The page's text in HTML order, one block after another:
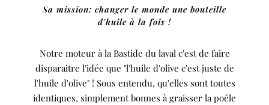
Sa mission: changer le monde une bouteille
d'huile à la fois !
Notre moteur à la Bastide du laval c'est de faire
disparaitre l'idée que "l'huile d'olive c'est juste de
l'huile d'olive" ! Sous entendu, qu'elles sont toutes
identiques, simplement bonnes à graisser la poêle